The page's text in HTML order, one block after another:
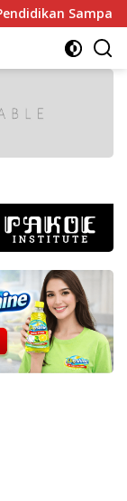
Sampang Adu